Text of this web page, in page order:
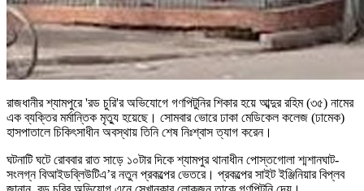
রাজধানীর শ্যামপুরে 'রড চুরি'র অভিযোগে গণপিটুনির শিকার হয়ে আব্দুর রহিম (৩৫) নামের
এক ব্যক্তির মর্মান্তিক মৃত্যু হয়েছে। সোমবার ভোরে ঢাকা মেডিকেল কলেজ (ঢামেক)
হাসপাতালে চিকিৎসাধীন অবস্থায় তিনি শেষ নিঃশ্বাস ত্যাগ করেন।
ঘটনাটি ঘটে রোববার রাত সাড়ে ১০টার দিকে শ্যামপুর থানাধীন পোস্তগোলা শ্মশানঘাট-
সংলগ্ন বিআইডব্লিউটিএ’র নতুন প্রকল্পের ভেতরে। প্রকল্পের সাইট ইঞ্জিনিয়ার বিপ্লব